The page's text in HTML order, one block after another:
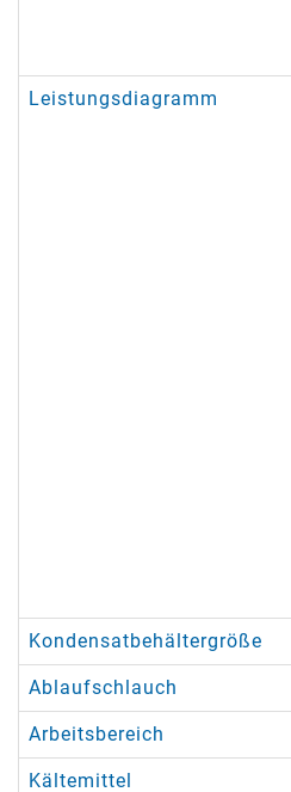
Leistungsdiagramm
Kondensatbehältergröße
Ablaufschlauch
Arbeitsbereich
Kältemittel